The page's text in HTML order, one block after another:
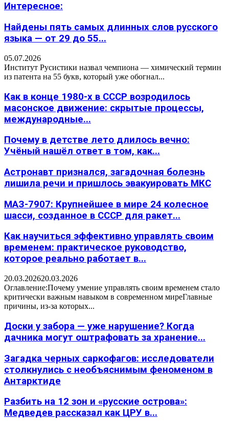
Интересное:
Найдены пять самых длинных слов русского
языка — от 29 до 55...
05.07.2026
Институт Русистики назвал чемпиона — химический термин
из патента на 55 букв, который уже обогнал...
Как в конце 1980-х в СССР возродилось
масонское движение: скрытые процессы,
международные...
Почему в детстве лето длилось вечно:
Учёный нашёл ответ в том, как...
Астронавт признался, загадочная болезнь
лишила речи и пришлось эвакуировать МКС
МАЗ-7907: Крупнейшее в мире 24 колесное
шасси, созданное в СССР для ракет...
Как научиться эффективно управлять своим
временем: практическое руководство,
которое реально работает в...
20.03.202620.03.2026
Оглавление:Почему умение управлять своим временем стало
критически важным навыком в современном миреГлавные
причины, из-за которых...
Доски у забора — уже нарушение? Когда
дачника могут оштрафовать за хранение...
Загадка черных саркофагов: исследователи
столкнулись с необъяснимым феноменом в
Антарктиде
Разбить на 12 зон и «русские острова»:
Медведев рассказал как ЦРУ в...